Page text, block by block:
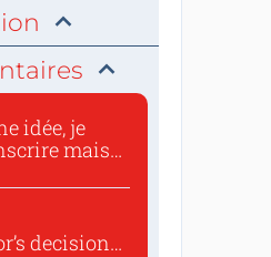
idée, je
mais
decision